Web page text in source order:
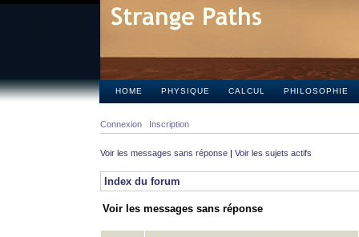
HOME PHYSIQUE CALCUL PHILOSOPHIE
Connexion Inscription
Voir les messages sans réponse | Voir les sujets actifs
Index du forum
Voir les messages sans réponse